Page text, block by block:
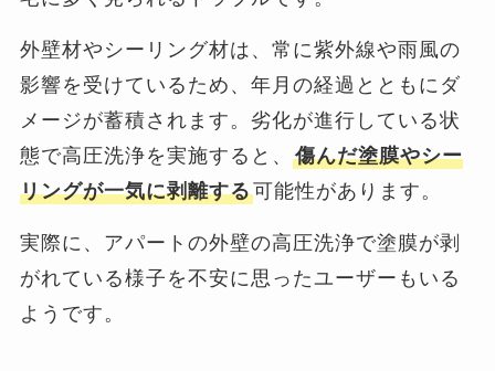
外壁材やシーリング材は、常に紫外線や雨風の
影響を受けているため、年月の経過とともにダ
メージが蓄積されます。劣化が進行している状
態で高圧洗浄を実施すると、傷んだ塗膜やシー
リングが一気に剥離する可能性があります。
実際に、アパートの外壁の高圧洗浄で塗膜が剥
がれている様子を不安に思ったユーザーもいる
ようです。